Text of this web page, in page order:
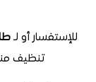
أو لـطلب
تنظيف منازل،